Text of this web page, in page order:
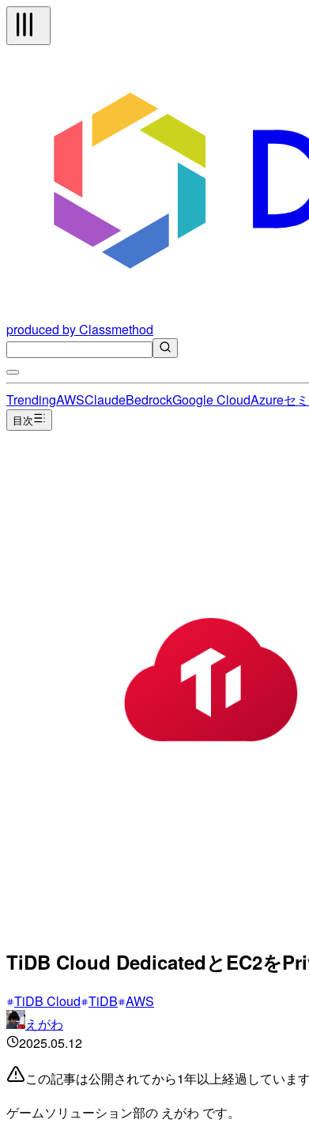
produced by Classmethod
TrendingAWSClaudeBedrockGoogle CloudAzureセ
目次
TiDB Cloud DedicatedとEC2を
TiDB Cloud TiDB AWS
えがわ
2025.05.12
この記事は公開されてから1年以上経過していま
ゲームソリューション部の えがわ です。